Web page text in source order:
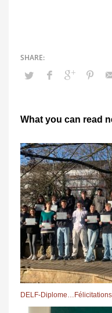
What you can read
DELF-